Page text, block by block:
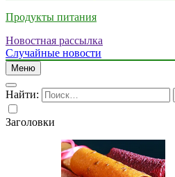
Продукты питания
Новостная рассылка
Случайные новости
Меню
Найти:
Заголовки